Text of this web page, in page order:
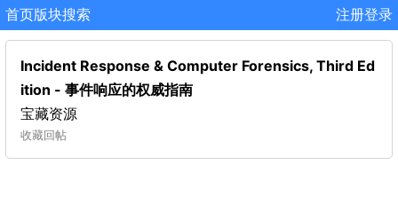
首页版块搜索 注册登录
Incident Response & Computer Forensics, Third Ed
ition - 事件响应的权威指南
宝藏资源
收藏回帖